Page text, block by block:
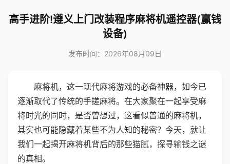
高手进阶!遵义上门改装程序麻将机遥控器(赢钱
设备)
发布时间：2026年08月09日
麻将机，这一现代麻将游戏的必备神器，如今已
逐渐取代了传统的手搓麻将。在大家聚在一起享受麻
将时光的同时，是否曾想过，这看似普通的麻将机，
其实也可能隐藏着某些不为人知的秘密？今天，就让
我们一起揭开麻将机背后的那些猫腻，探寻输钱之谜
的真相。